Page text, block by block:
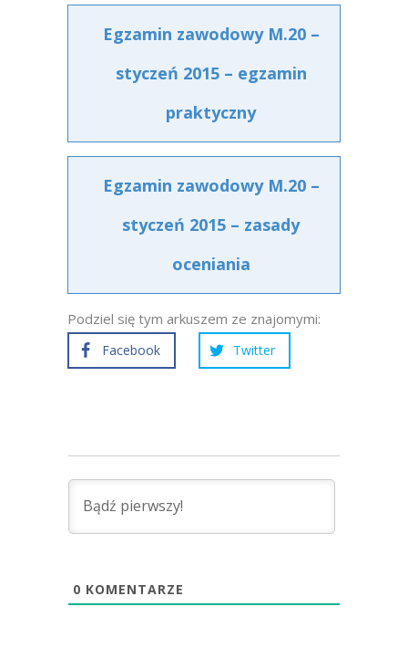
Egzamin zawodowy M.20 –
styczeń 2015 – egzamin
praktyczny
Egzamin zawodowy M.20 –
styczeń 2015 – zasady
oceniania
Podziel się tym arkuszem ze znajomymi:
Facebook Twitter
0 KOMENTARZE